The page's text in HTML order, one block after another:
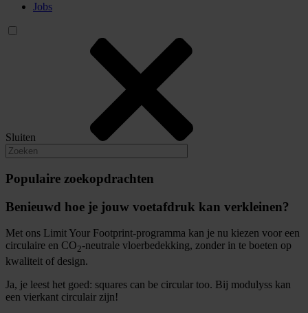
Jobs
Sluiten
Populaire zoekopdrachten
Benieuwd hoe je jouw voetafdruk kan verkleinen?
Met ons Limit Your Footprint-programma kan je nu kiezen voor een
circulaire en CO2-neutrale vloerbedekking, zonder in te boeten op
kwaliteit of design.
Ja, je leest het goed: squares can be circular too. Bij modulyss kan
een vierkant circulair zijn!